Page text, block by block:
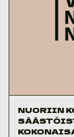
NUORIIN